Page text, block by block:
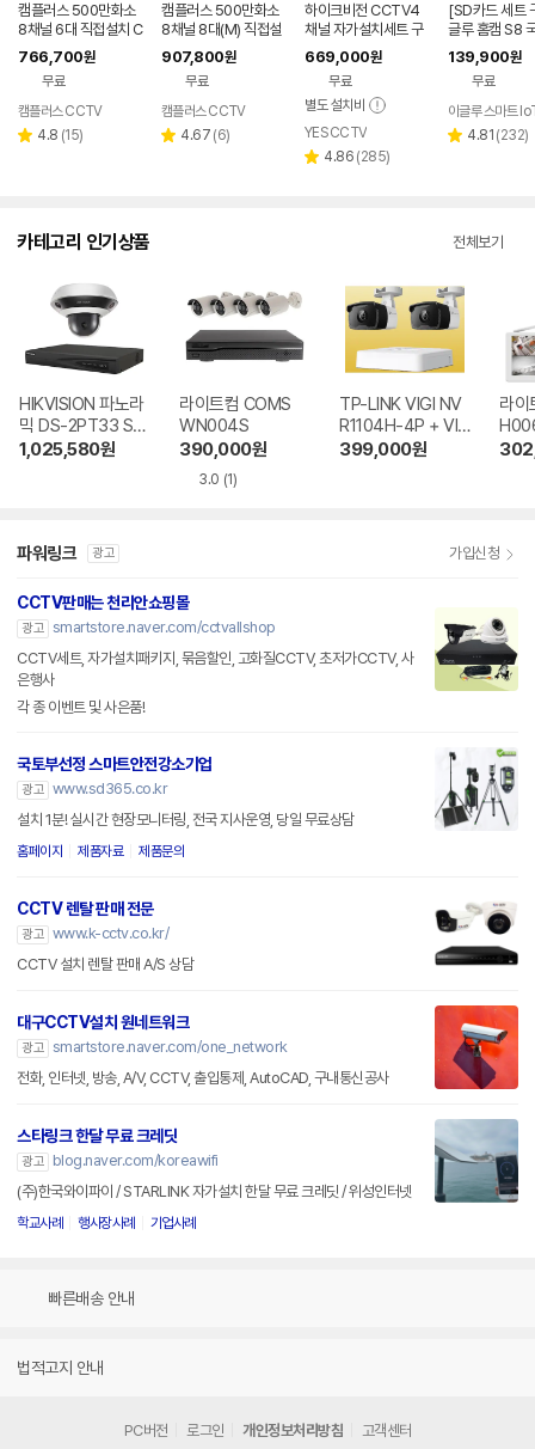
캠플러스 500만화소
8채널 6대 직접설치 C
CTV세트 (2T)
766,700원
무료
캠플러스 CCTV
별 4.8 리
(15)
캠플러스 500만화소
8채널 8대(M) 직접설
치 CCTV세트 (2T)
907,800원
무료
캠플러스 CCTV
별 4.67 리
(6)
하이크비전 CCTV4
채널 자가설치세트 구
성품은 IP카메라4대 +
2테라 장착한 NVR 1
대 + 10m UTP케이블
4개로 구성됨 추가옵
션선택가능
669,000원
무료
별도 설치비
YES CCTV
별 4.86 리
(285)
[SD카드 세트
글루 홈캠 S8
산서버 아기 홈
CCTV AI 베이
139,900원
무료
이글루 스마트
별 4.81 리
(232)
카테고리 인기상품 전체보기
HIKVISION 파노라
믹 DS-2PT33 ST
COM + Pro Serie
1,025,580원
라이트컴 COMS
WN004S
390,000원
3.0 (1)
TP-LINK VIGI NV
R1104H-4P + VIG
I C340i
399,000원
라이
파워링크 광고 가입신청
CCTV판매는 천리안쇼핑몰
광고 smartstore.naver.com/cctvallshop
CCTV세트, 자가설치패키지, 묶음할인, 고화질CCTV, 초저가CCTV, 사
은행사
각 종 이벤트 및 사은품!
국토부선정 스마트안전강소기업
광고 www.sd365.co.kr
설치 1분! 실시간 현장모니터링, 전국 지사운영, 당일 무료상담
홈페이지 제품자료 제품문의
CCTV 렌탈 판매 전문
광고 www.k-cctv.co.kr/
CCTV 설치 렌탈 판매 A/S 상담
대구CCTV설치 원네트워크
광고 smartstore.naver.com/one_network
전화, 인터넷, 방송, A/V, CCTV, 출입통제, AutoCAD, 구내통신공사
스타링크 한달 무료 크레딧
광고
blog.naver.com/koreawifi
(주)한국와이파이 / STARLINK 자가설치 한달 무료 크레딧 / 위성인터넷
학교사례 행사장사례 기업사례
빠른배송 안내
법적고지 안내
PC버전 로그인 개인정보처리방침 고객센터